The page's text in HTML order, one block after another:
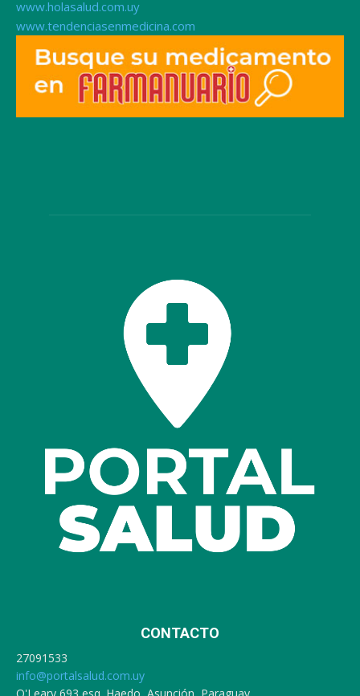
www.holasalud.com.uy
www.tendenciasenmedicina.com
CONTACTO
27091533
info@portalsalud.com.uy
O'Leary 693 esq. Haedo, Asunción, Paraguay